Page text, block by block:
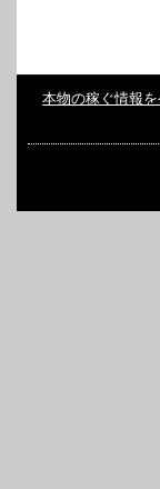
本物の稼ぐ情報を